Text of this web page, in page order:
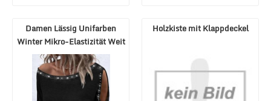
Damen Lässig Unifarben
Winter Mikro-Elastizität Weit
Jersey Best ...
Holzkiste mit Klappdeckel